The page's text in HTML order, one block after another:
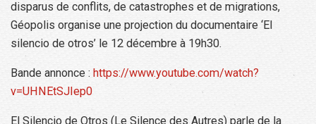
disparus de conflits, de catastrophes et de migrations,
Géopolis organise une projection du documentaire ‘El
silencio de otros’ le 12 décembre à 19h30.
Bande annonce : https://www.youtube.com/watch?
v=UHNEtSJIep0
El Silencio de Otros (Le Silence des Autres) parle de la